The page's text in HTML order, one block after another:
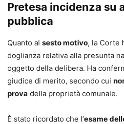
Pretesa incidenza su
pubblica
Quanto al sesto motivo, la Corte
doglianza relativa alla presunta
oggetto della delibera. Ha
giudice di merito, secondo cui
prova della proprietà comunale.
È stato ricordato che l’esame